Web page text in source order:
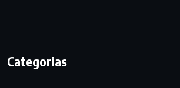
Categorias